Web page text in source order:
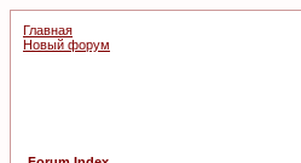
Главная
Новый форум